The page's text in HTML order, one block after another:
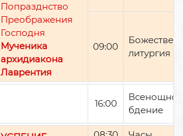
Попразднство
Преображения
Господня
Мученика
архидиакона
Лаврентия
09:00
литургия
16:00
Всенощное
бдение